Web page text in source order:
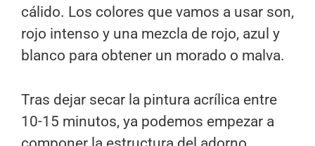
cálido. Los colores que vamos a usar son,
rojo intenso y una mezcla de rojo, azul y
blanco para obtener un morado o malva.
Tras dejar secar la pintura acrílica entre
10-15 minutos, ya podemos empezar a